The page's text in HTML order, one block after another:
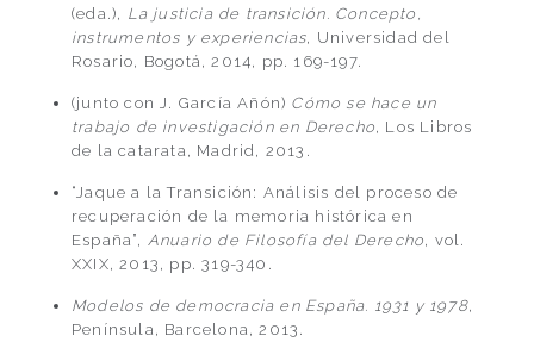
(eda.), La justicia de transición. Concepto,
instrumentos y experiencias, Universidad del
Rosario, Bogotá, 2014, pp. 169-197.
(junto con J. García Añón) Cómo se hace un
trabajo de investigación en Derecho, Los Libros
de la catarata, Madrid, 2013.
“Jaque a la Transición: Análisis del proceso de
recuperación de la memoria histórica en
España”, Anuario de Filosofía del Derecho, vol.
XXIX, 2013, pp. 319-340.
Modelos de democracia en España. 1931 y 1978,
Península, Barcelona, 2013.